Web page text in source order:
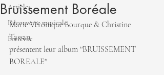
Articles
Découverte musicale
Entrevue
Bruissement Boréale
Marie Véronique Bourque & Christine
Tassan
présentent leur album ''BRUISSEMENT
BOREALE''